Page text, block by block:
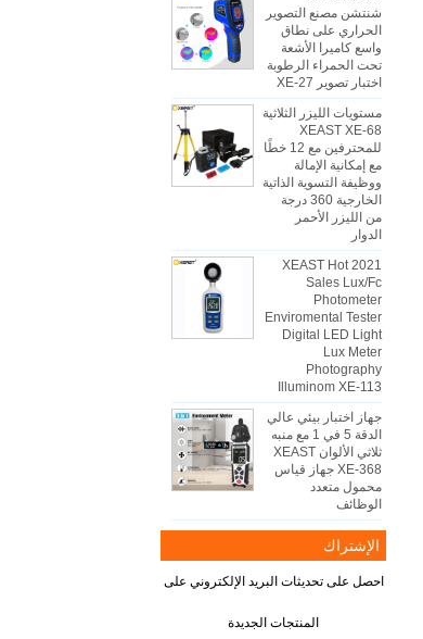
شنتشن مصنع التصوير
الحراري على نطاق
واسع كاميرا الأشعة
تحت الحمراء الرطوبة
اختبار تصوير XE-27
مستويات الليزر الثلاثية
XEAST XE-68
للمحترفين مع 12 خطًا
مع إمكانية الإمالة
ووظيفة التسوية الذاتية
الخارجية 360 درجة
من الليزر الأحمر
الدوار
2021 XEAST Hot
Sales Lux/Fc
Photometer
Enviromental Tester
Digital LED Light
Lux Meter
Photography
Illuminom XE-113
جهاز اختبار بيئي عالي
الدقة 5 في 1 مع منبه
ثلاثي الألوان XEAST
XE-368 جهاز قياس
محمول متعدد
الوظائف
الإشتراك
احصل على تحديثات البريد الإلكتروني على
المنتجات الجديدة